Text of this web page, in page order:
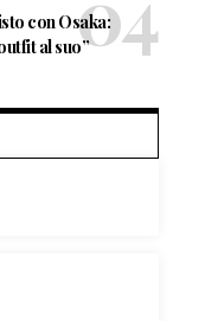
con Osaka:
al suo”